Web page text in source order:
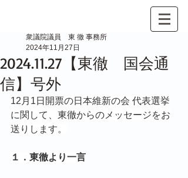
2024.11.27【東徹 国会通
信】号外
衆議院議員 東 徹 事務所
2024年11月27日
12月1日開票の日本維新の会 代表選挙
に関して、東徹からのメッセージをお
送りします。
１．東徹より一言